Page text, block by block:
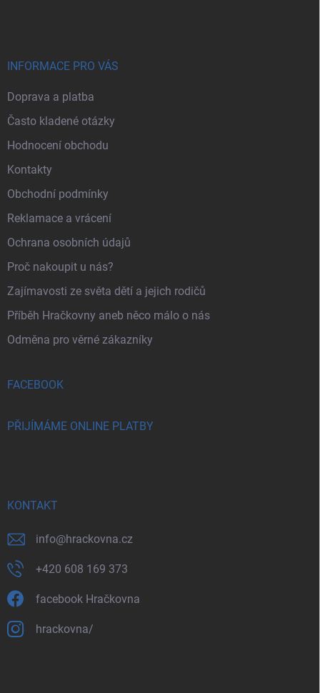
INFORMACE PRO VÁS
Doprava a platba
Často kladené otázky
Hodnocení obchodu
Kontakty
Obchodní podmínky
Reklamace a vrácení
Ochrana osobních údajů
Proč nakoupit u nás?
Zajímavosti ze světa dětí a jejich rodičů
Příběh Hračkovny aneb něco málo o nás
Odměna pro věrné zákazníky
FACEBOOK
PŘIJÍMÁME ONLINE PLATBY
KONTAKT
info@hrackovna.cz
+420 608 169 373
facebook Hračkovna
hrackovna/